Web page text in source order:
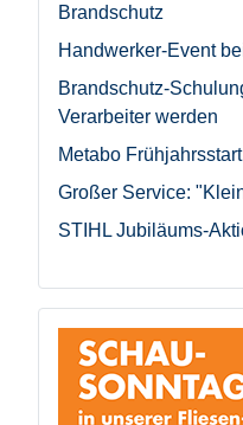
Brandschutz
Handwerker-Event
Brandschutz-
Verarbeiter werden
Metabo Frühjahrsstart
Großer Service:
STIHL Jubiläums-